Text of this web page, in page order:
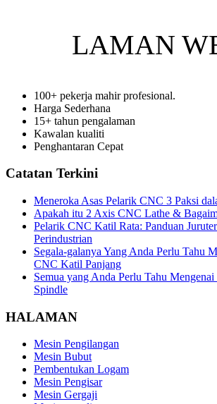
LAMAN
100+ pekerja mahir profesional.
Harga Sederhana
15+ tahun pengalaman
Kawalan kualiti
Penghantaran Cepat
Catatan Terkini
Meneroka Asas Pelarik CNC 3 Paksi
Apakah itu 2 Axis CNC Lathe &
Pelarik CNC Katil Rata: Panduan
Perindustrian
Segala-galanya Yang Anda Perlu Tahu
CNC Katil Panjang
Semua yang Anda Perlu Tahu
Spindle
HALAMAN
Mesin Pengilangan
Mesin Bubut
Pembentukan Logam
Mesin Pengisar
Mesin Gergaji